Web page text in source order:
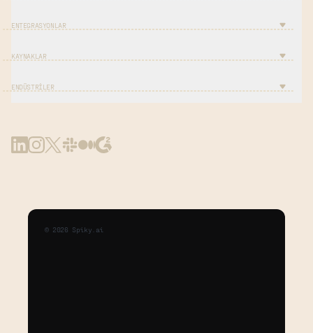
ENTEGRASYONLAR
KAYNAKLAR
ENDÜSTRILER
© 2026 Spiky.ai